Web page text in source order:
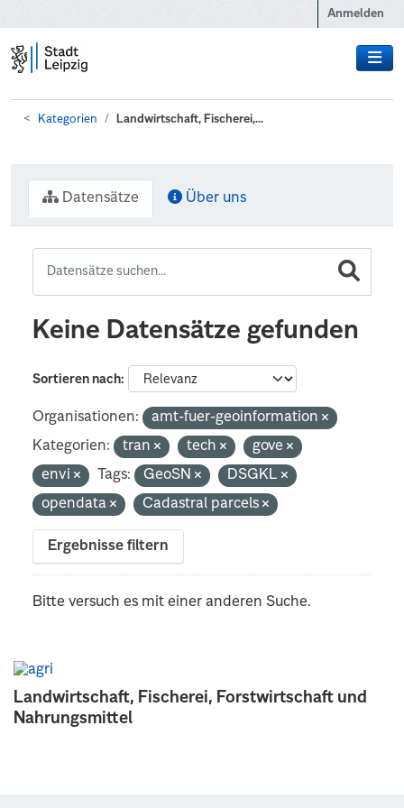
Anmelden
Kategorien Landwirtschaft, Fischerei,...
Landwirtschaft, Fischerei, Forstwirtschaft und
Nahrungsmittel
Datensätze Über uns
Keine Datensätze gefunden
Sortieren nach
Organisationen:
amt-fuer-geoinformation
Kategorien:
tran tech
gove
envi
Tags: GeoSN
DSGKL
opendata
Cadastral parcels
Ergebnisse filtern
Bitte versuch es mit einer anderen Suche.